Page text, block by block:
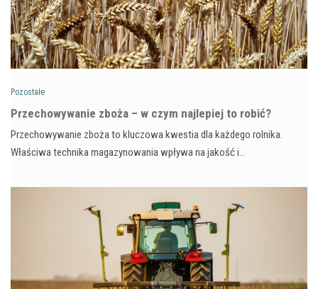
Pozostałe
Przechowywanie zboża – w czym najlepiej to robić?
Przechowywanie zboża to kluczowa kwestia dla każdego rolnika.
Właściwa technika magazynowania wpływa na jakość i…